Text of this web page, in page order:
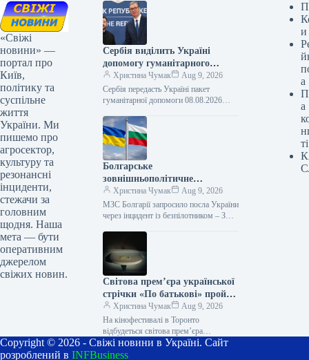
«Свіжі
новини» —
портал про
Київ,
політику та
суспільне
життя
України. Ми
пишемо про
агросектор,
культуру та
резонансні
інциденти,
стежачи за
головним
щодня. Наша
мета — бути
оперативним
джерелом
свіжих новин.
Сербія виділить Україні
допомогу гуманітарного
характеру
Христина Чумак
Aug 9, 2026
Сербія передасть Україні пакет
гуманітарної допомоги 08.08.2026
Україні гуманітарний пакет допомоги,
що включатиме підтримку в
галузях…
Болгарське
зовнішньополітичне
відомство викликало
українського посла через
випадок із безпілотником, за
Христина Чумак
Aug 9, 2026
МЗС Болгарії запросило посла України
через інцидент із безпілотником – ЗМІ
Міністерств
Світова прем’єра української
стрічки «По батькові» пройде
на кінофестивалі в Торонто
Христина Чумак
Aug 9, 2026
На кінофестивалі в Торонто
відбудеться світова прем’єра
українського фільму «По батькові»
09.08.2026 09:28 Укрінформ На 51-му
и
а
а
ті
Copyright © 2026 - Свіжі новини в Україні. Сайт
розроблений в INFBusiness